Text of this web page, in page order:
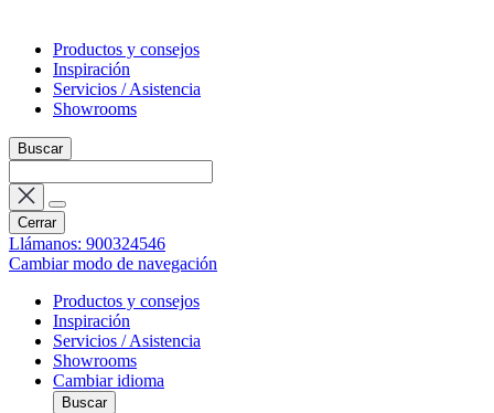
Productos y consejos
Inspiración
Servicios / Asistencia
Showrooms
Buscar
Cerrar
Llámanos: 900324546
Cambiar modo de navegación
Productos y consejos
Inspiración
Servicios / Asistencia
Showrooms
Cambiar idioma
Buscar